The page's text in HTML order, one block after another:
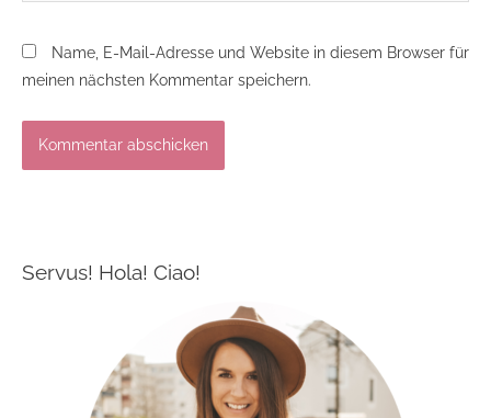
Name, E-Mail-Adresse und Website in diesem Browser für
meinen nächsten Kommentar speichern.
Servus! Hola! Ciao!